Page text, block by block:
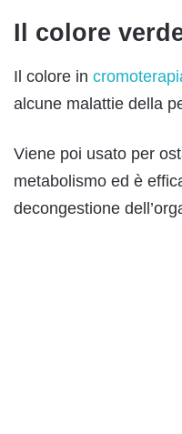
Il colore
Il colore in
alcune malattie della
Viene poi usato per
metabolismo ed è
decongestione